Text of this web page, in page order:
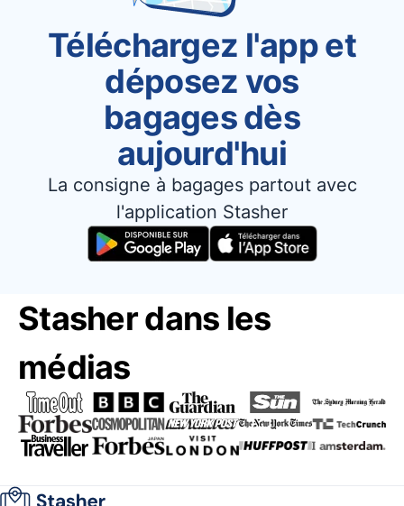
Téléchargez l'app et
déposez vos
bagages dès
aujourd'hui
La consigne à bagages partout avec
l'application Stasher
Stasher dans les
médias